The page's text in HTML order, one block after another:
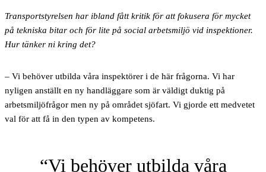
Transportstyrelsen har ibland fått kritik för att fokusera för mycket
på tekniska bitar och för lite på social arbetsmiljö vid inspektioner.
Hur tänker ni kring det?
– Vi behöver utbilda våra inspektörer i de här frågorna. Vi har
nyligen anställt en ny handläggare som är väldigt duktig på
arbetsmiljöfrågor men ny på området sjöfart. Vi gjorde ett medvetet
val för att få in den typen av kompetens.
Vi behöver utbilda våra